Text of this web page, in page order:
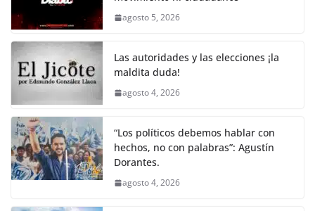
b
o
o
k
A
p
Li
k
a
agosto 5, 2026
Las autoridades y las elecciones ¡la
maldita duda!
agosto 4, 2026
“Los políticos debemos hablar con
hechos, no con palabras”: Agustín
Dorantes.
agosto 4, 2026